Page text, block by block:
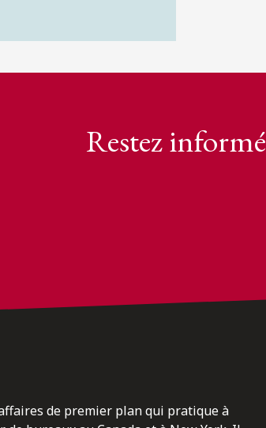
Restez informé
de premier plan qui pratique à